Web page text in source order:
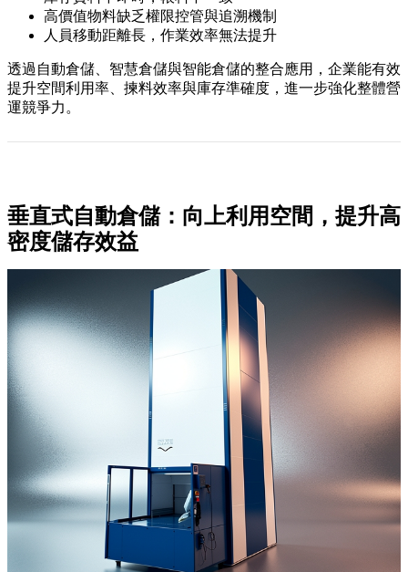
高價值物料缺乏權限控管與追溯機制
人員移動距離長，作業效率無法提升
透過自動倉儲、智慧倉儲與智能倉儲的整合應用，企業能有效
提升空間利用率、揀料效率與庫存準確度，進一步強化整體營
運競爭力。
垂直式自動倉儲：向上利用空間，提升高
密度儲存效益